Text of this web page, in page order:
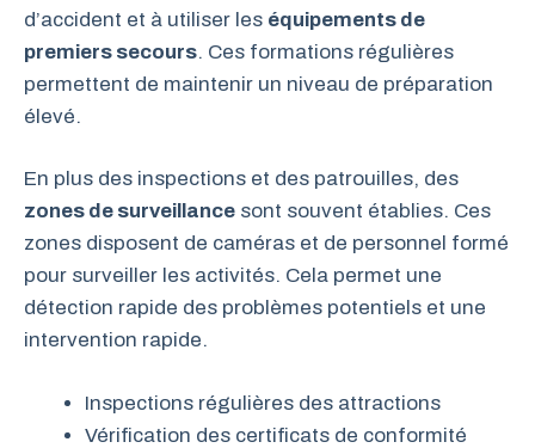
d’accident et à utiliser les équipements de
premiers secours. Ces formations régulières
permettent de maintenir un niveau de préparation
élevé.
En plus des inspections et des patrouilles, des
zones de surveillance sont souvent établies. Ces
zones disposent de caméras et de personnel formé
pour surveiller les activités. Cela permet une
détection rapide des problèmes potentiels et une
intervention rapide.
Inspections régulières des attractions
Vérification des certificats de conformité